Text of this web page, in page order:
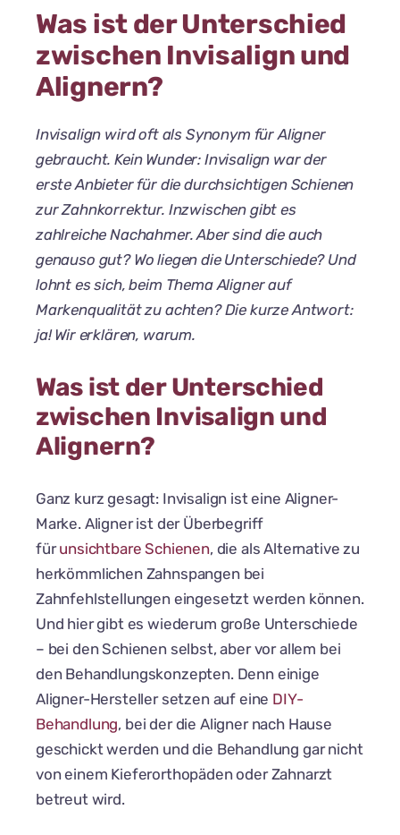
Was ist der Unterschied
zwischen Invisalign und
Alignern?
Invisalign wird oft als Synonym für Aligner
gebraucht. Kein Wunder: Invisalign war der
erste Anbieter für die durchsichtigen Schienen
zur Zahnkorrektur. Inzwischen gibt es
zahlreiche Nachahmer. Aber sind die auch
genauso gut? Wo liegen die Unterschiede? Und
lohnt es sich, beim Thema Aligner auf
Markenqualität zu achten? Die kurze Antwort:
ja! Wir erklären, warum.
Was ist der Unterschied
zwischen Invisalign und
Alignern?
Ganz kurz gesagt: Invisalign ist eine Aligner-
Marke. Aligner ist der Überbegriff
fürunsichtbare Schienen, die als Alternative zu
herkömmlichen Zahnspangen bei
Zahnfehlstellungen eingesetzt werden können.
Und hier gibt es wiederum große Unterschiede
– bei den Schienen selbst, aber vor allem bei
den Behandlungskonzepten. Denn einige
Aligner-Hersteller setzen auf eine DIY-
Behandlung, bei der die Aligner nach Hause
geschickt werden und die Behandlung gar nicht
von einem Kieferorthopäden oder Zahnarzt
betreut wird.